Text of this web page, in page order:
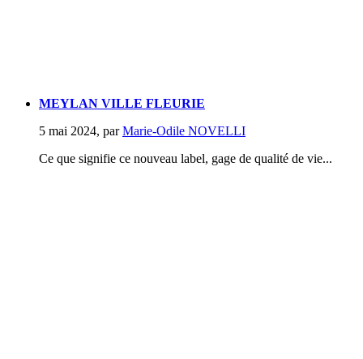
MEYLAN VILLE FLEURIE
5 mai 2024, parMarie-Odile NOVELLI
Ce que signifie ce nouveau label, gage de qualité de vie...